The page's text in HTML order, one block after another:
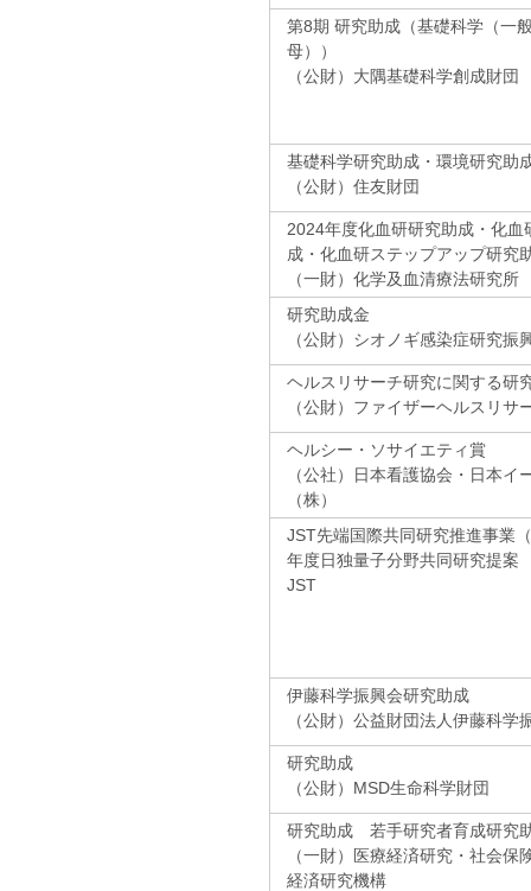
第8期 研究助成（基礎科学（一
母））
（公財）大隅基礎科学創成財団
基礎科学研究助成・環境研究助
（公財）住友財団
2024年度化血研研究助成・化血
成・化血研ステップアップ研究
（一財）化学及血清療法研究所
研究助成金
（公財）シオノギ感染症研究振
ヘルスリサーチ研究に関する研
（公財）ファイザーヘルスリサ
ヘルシー・ソサイエティ賞
（公社）日本看護協会・日本イ
（株）
JST先端国際共同研究推進事業
年度日独量子分野共同研究提案
JST
伊藤科学振興会研究助成
（公財）公益財団法人伊藤科学
研究助成
（公財）MSD生命科学財団
研究助成 若手研究者育成研究
（一財）医療経済研究・社会
経済研究機構